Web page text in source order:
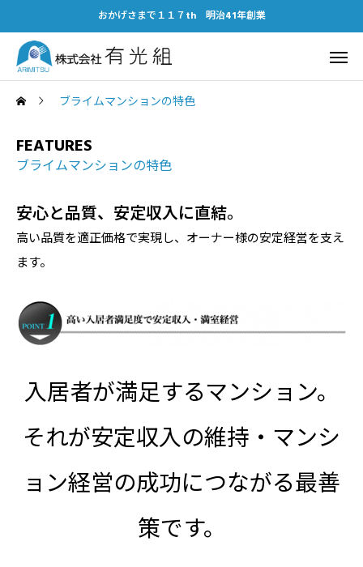
おかげさまで１１７th 明治41年創業
ブライムマンションの特色
FEATURES
ブライムマンションの特色
安心と品質、安定収入に直結。
高い品質を適正価格で実現し、オーナー様の安定経営を支え
ます。
入居者が満足するマンション。
それが安定収入の維持・マンシ
ョン経営の成功につながる最善
策です。